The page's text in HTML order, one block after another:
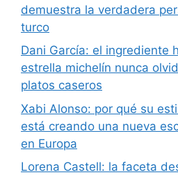
demuestra la verdadera
turco
Dani García: el ingrediente
estrella michelín nunca
platos caseros
Xabi Alonso: por qué su
está creando una nueva
en Europa
Lorena Castell: la faceta